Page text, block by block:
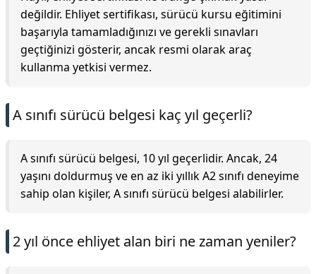
değildir. Ehliyet sertifikası, sürücü kursu eğitimini
başarıyla tamamladığınızı ve gerekli sınavları
geçtiğinizi gösterir, ancak resmi olarak araç
kullanma yetkisi vermez.
A sınıfı sürücü belgesi kaç yıl geçerli?
A sınıfı sürücü belgesi, 10 yıl geçerlidir. Ancak, 24
yaşını doldurmuş ve en az iki yıllık A2 sınıfı deneyime
sahip olan kişiler, A sınıfı sürücü belgesi alabilirler.
2 yıl önce ehliyet alan biri ne zaman yeniler?